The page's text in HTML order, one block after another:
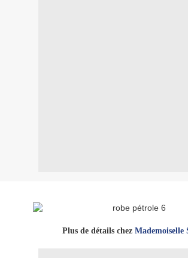
Plus de détails chez Mademoiselle